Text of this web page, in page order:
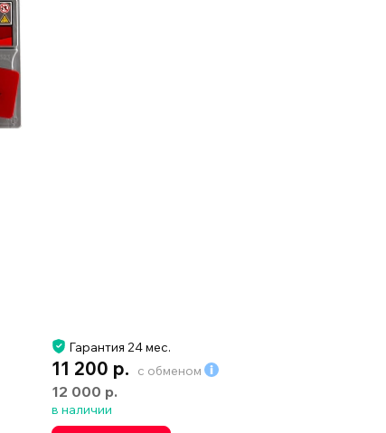
Гарантия 24 мес.
11 200 р. с обменом
12 000 р.
в наличии